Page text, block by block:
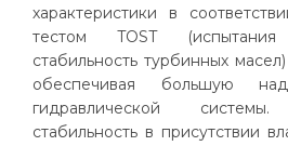
характеристики в
тестом TOST
стабильность турбинных
обеспечивая большую
гидравлической
стабильность в присутствии